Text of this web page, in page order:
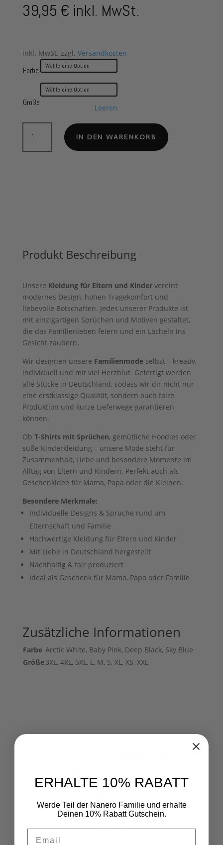
39,95 € inkl. MwSt.
inkl. MwSt. zzgl. Versandkosten
Farbe
Größe
Leeren
MOM
Kiss
IN DEN WARENKORB
Produkt Beschreibung
Unsere Kleidung für Eltern und Kindervereint
modernes Design, hohen Tragekomfort und
liebevolle Botschaften. Jedes unserer Produkte ist
mit einzigartigen Sprüchen und Motiven gestaltet,
die das Familienleben feiern und ein Lächeln ins
Gesicht zaubern.
Wir designen unsere Familienmodeselbst – kreativ,
individuell und mit viel Herzblut. Gefertigt werden
alle Stücke in Deutschland, sodass wir dir nicht nur
eine erstklassige Qualität, sondern auch faire
Produktion und kurze Lieferwege garantieren
können.
Ob T-Shirts mit Sprüchen, gemütliche Hoodies oder
süße Kinderkleidung – unsere Mode steht für
Zusammenhalt, Liebe und besondere Momente im
Alltag von Eltern und Kindern. Perfekt auch als
Geschenkidee für Mama, Papa oder die Kleinen.
Besondere Merkmale:
Individuelle Designs & Sprüche rund um
Elternschaft und Familie
Hochwertige Kleidung für Eltern und Kinder
Mit Liebe in Deutschland hergestellt
Nachhaltig & fair produziert
Ideal als Geschenk für Mama, Papa oder Familie
Zusätzliche Informationen
Farbe Arctic White, Baby Pink, Deep Black, Sky Blue
Größe3XL, 4XL, 5XL, L, M, S, XL, XS, XXL
Bad MOM Kiss – T-Shirt
22,95 € inkl. MwSt.
ERHALTE 10% RABATT
Werde Teil der Nanero Familie und erhalte
Deinen 10% Rabatt Gutschein.